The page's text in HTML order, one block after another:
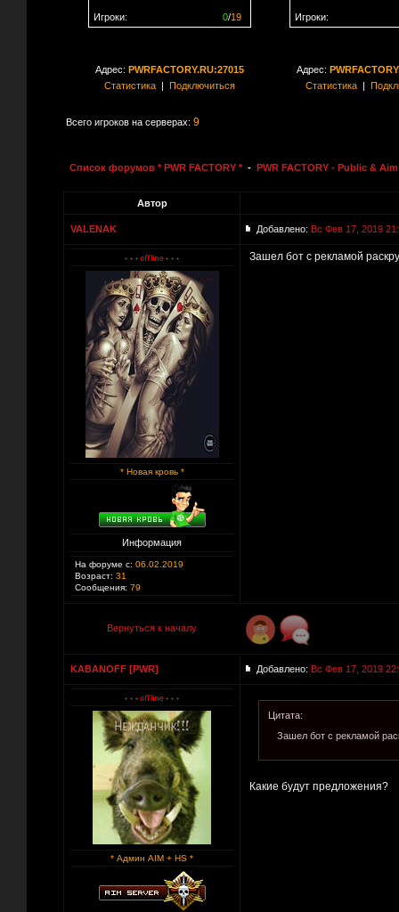
0/19
Игроки:
Игроки:
Адрес: PWRFACTORY.RU:27015
Статистика| Подключиться
Адрес:
Статистика|
Всего игроков на серверах: 9
Список форумов * PWR FACTORY * - PWR FACTORY - Public &
Автор
VALENAK Добавлено: Вс Фев 17, 2019
* Новая кровь *
Информация
На форуме с: 06.02.2019
Возраст: 31
Сообщения: 79
Зашел бот с рекламой
Вернуться к началу
KABANOFF [PWR] Добавлено: Вс Фев 17, 2019
* Админ AIM + HS *
Цитата:
Зашел бот с рекламой
Какие будут предложения?